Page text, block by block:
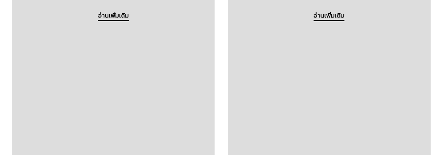
อ่านเพิ่มเติม อ่านเพิ่มเติม